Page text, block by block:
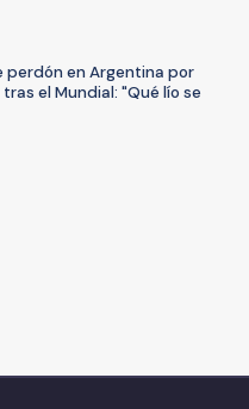
perdón en Argentina por
el Mundial: "Qué lío se